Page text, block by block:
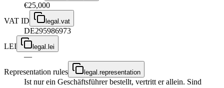
€25,000
VAT ID
legal.vat
DE295986973
LEI
legal.lei
—
Representation rules
legal.representation
Ist nur ein Geschäftsführer bestellt, vertritt er allein. Sind